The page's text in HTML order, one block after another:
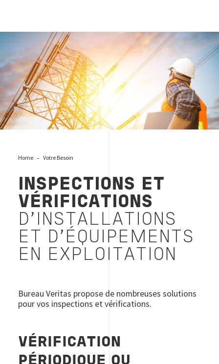
Inspections et vérifications d’installations et d’équipements
en exploitation
Home Votre Besoin
INSPECTIONS ET
VÉRIFICATIONS
D’INSTALLATIONS
ET D’ÉQUIPEMENTS
EN EXPLOITATION
Bureau Veritas propose de nombreuses solutions
pour vos inspections et vérifications.
VÉRIFICATION
PÉRIODIQUE OU